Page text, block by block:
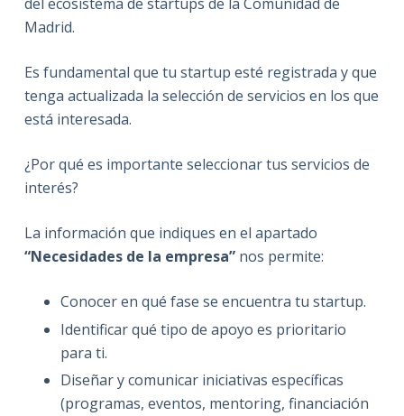
Madrid.
Es fundamental que tu startup esté registrada y que
tenga actualizada la selección de servicios en los que
está interesada.
¿Por qué es importante seleccionar tus servicios de
interés?
La información que indiques en el apartado
“Necesidades de la empresa”nos permite:
Conocer en qué fase se encuentra tu startup.
Identificar qué tipo de apoyo es prioritario
para ti.
Diseñar y comunicar iniciativas específicas
(programas, eventos, mentoring, financiación